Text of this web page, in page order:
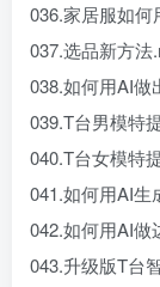
036.家居服如
037.选品新方法
038.如何用AI做
039.T台男模特
040.T台女模特
041.如何用AI生
042.如何用AI做
043.升级版T台